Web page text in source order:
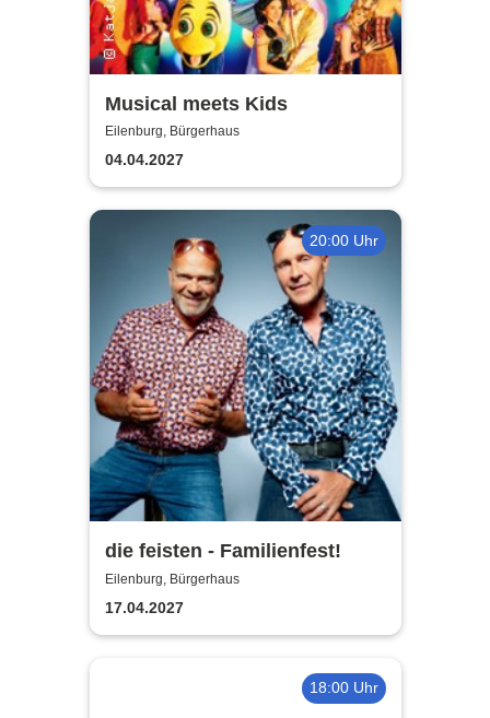
Musical meets Kids
Eilenburg, Bürgerhaus
04.04.2027
20:00 Uhr
die feisten - Familienfest!
Eilenburg, Bürgerhaus
17.04.2027
18:00 Uhr